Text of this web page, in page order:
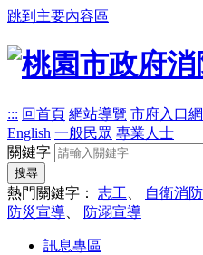
跳到主要內容區
::: 回首頁 網站導覽 市府入口網
English 一般民眾 專業人士
關鍵字
搜尋
熱門關鍵字： 志工 自衛消
防災宣導
防溺宣導
訊息專區